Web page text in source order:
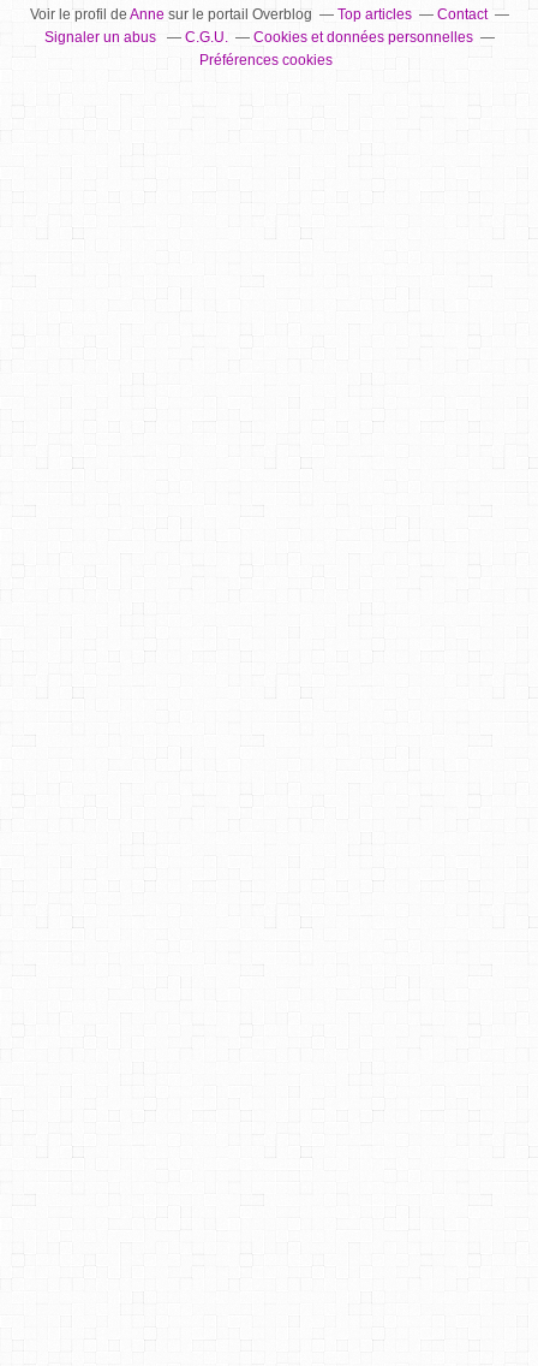
Voir le profil de Annesur le portail Overblog Top articles
Contact
Signaler un abus
C.G.U.
Cookies et données personnelles
Préférences cookies